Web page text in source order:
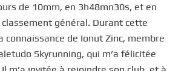
de 10mm, en 3h48mn30s, et en
général. Durant cette
connaissance de Ionut Zinc, membre
Skyrunning, qui m’a félicitée